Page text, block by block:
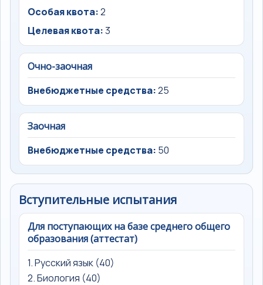
Особая квота:2
Целевая квота:3
Очно-заочная
Внебюджетные средства:25
Заочная
Внебюджетные средства: 50
Вступительные испытания
Для поступающих на базе среднего общего
образования (аттестат)
1. Русский язык (40)
2. Биология (40)